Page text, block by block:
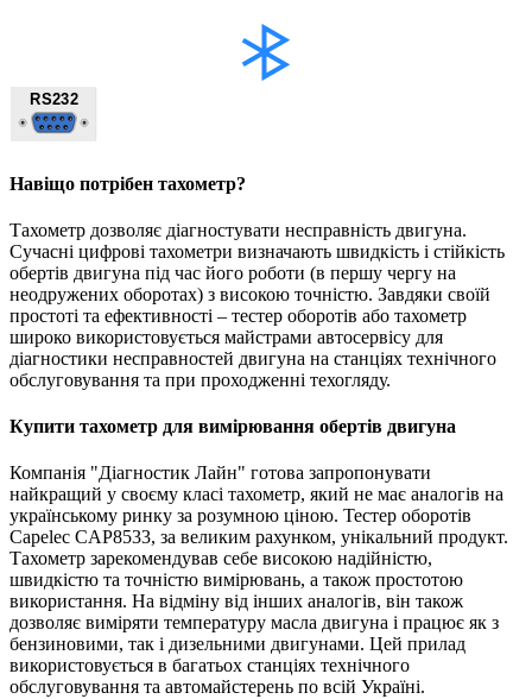
Навіщо потрібен тахометр?
Тахометр дозволяє діагностувати несправність двигуна.
Сучасні цифрові тахометри визначають швидкість і стійкість
обертів двигуна під час його роботи (в першу чергу на
неодружених оборотах) з високою точністю. Завдяки своїй
простоті та ефективності – тестер оборотів або тахометр
широко використовується майстрами автосервісу для
діагностики несправностей двигуна на станціях технічного
обслуговування та при проходженні техогляду.
Купити тахометр для вимірювання обертів двигуна
Компанія "Діагностик Лайн" готова запропонувати
найкращий у своєму класі тахометр, який не має аналогів на
українському ринку за розумною ціною. Тестер оборотів
Саpelec CAP8533, за великим рахунком, унікальний продукт.
Тахометр зарекомендував себе високою надійністю,
швидкістю та точністю вимірювань, а також простотою
використання. На відміну від інших аналогів, він також
дозволяє виміряти температуру масла двигуна і працює як з
бензиновими, так і дизельними двигунами. Цей прилад
використовується в багатьох станціях технічного
обслуговування та автомайстерень по всій Україні.